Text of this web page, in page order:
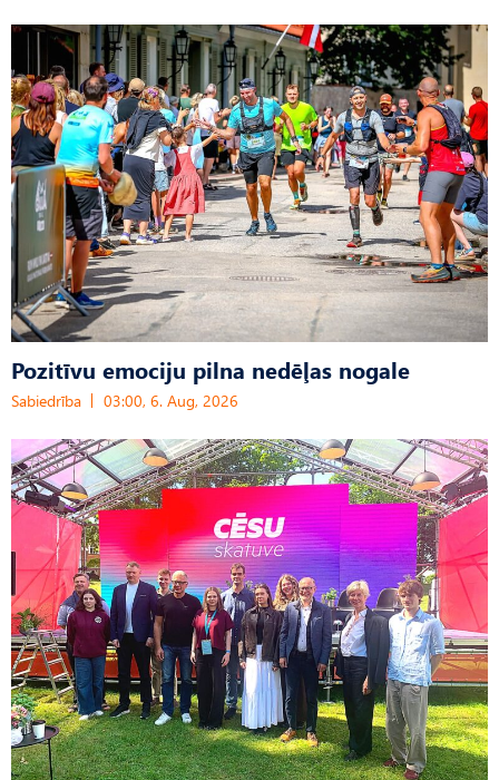
Pozitīvu emociju pilna nedēļas nogale
Sabiedrība 03:00, 6. Aug, 2026